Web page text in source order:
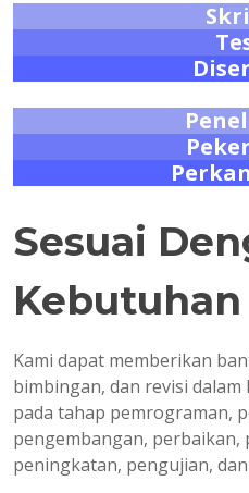
Sesuai
Kebutuhan
Kami dapat memberikan
bimbingan, dan revisi
pada tahap pemrograman,
pengembangan, perbaikan,
peningkatan, pengujian,